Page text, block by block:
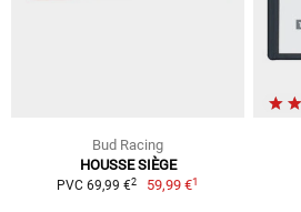
Bud Racing
HOUSSE SIÈGE
PVC 69,99 €2 59,99 €1